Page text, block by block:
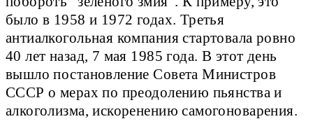
было в 1958 и 1972 годах. Третья
антиалкогольная компания стартовала ровно
40 лет назад, 7 мая 1985 года. В этот день
вышло постановление Совета Министров
СССР о мерах по преодолению пьянства и
алкоголизма, искоренению самогоноварения.